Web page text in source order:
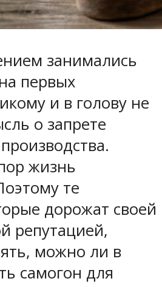
занимались
первых
и в голову не
о запрете
жизнь
те
дорожат своей
репутацией,
можно ли в
самогон для